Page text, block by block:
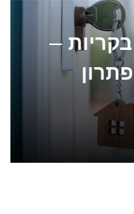
להיות בשטח
את כללי המשחק בבריאות הנפש
–